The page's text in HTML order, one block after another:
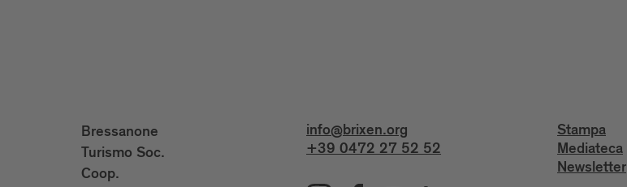
Bressanone
Turismo Soc.
Coop.
info@brixen.org
+39 0472 27 52 52
Stampa
Mediateca
Newsletter